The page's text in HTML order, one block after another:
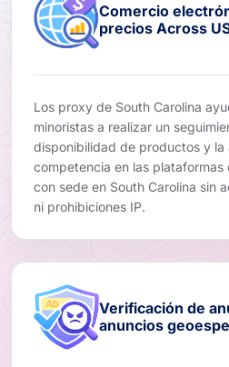
Comercio
precios Across
Los proxy de South Carolina
minoristas a realizar un
disponibilidad de productos y la
competencia en las
con sede en South Carolina sin
ni prohibiciones IP.
Verificación de
anuncios